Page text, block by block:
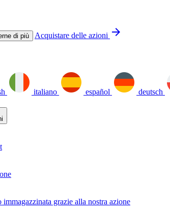
di più Acquistare delle azioni arrow_forward
italiano español deutsch
immagazzinata grazie alla nostra azione